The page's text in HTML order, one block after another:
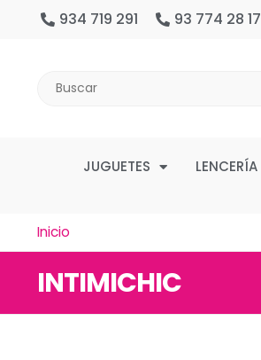
934 719 291 93 774 28 17
JUGUETES LENCERÍA
Inicio
INTIMICHIC